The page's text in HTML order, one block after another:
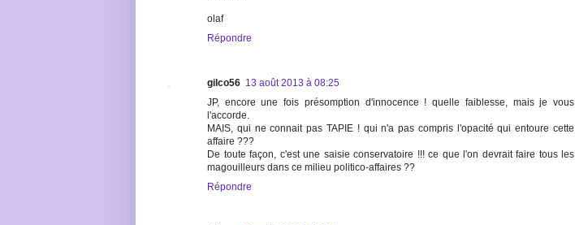
olaf
Répondre
gilco56 13 août 2013 à 08:25
JP, encore une fois présomption d'innocence ! quelle faiblesse, mais je vous
l'accorde.
MAIS, qui ne connait pas TAPIE ! qui n'a pas compris l'opacité qui entoure cette
affaire ???
De toute façon, c'est une saisie conservatoire !!! ce que l'on devrait faire tous les
magouilleurs dans ce milieu politico-affaires ??
Répondre